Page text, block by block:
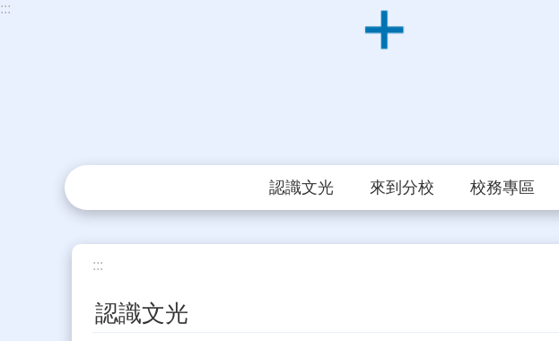
跳到主要內容區塊
:::
認識文光 來到分校 校務專區
:::
認識文光